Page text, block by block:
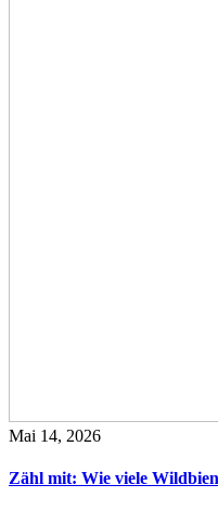
Mai 14, 2026
Zähl mit: Wie viele